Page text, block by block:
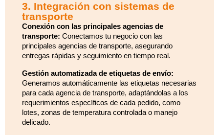
3. Integración con sistemas de
transporte
Conexión con las principales agencias de
transporte: Conectamos tu negocio con las
principales agencias de transporte, asegurando
entregas rápidas y seguimiento en tiempo real.
Gestión automatizada de etiquetas de envío:
Generamos automáticamente las etiquetas necesarias
para cada agencia de transporte, adaptándolas a los
requerimientos específicos de cada pedido, como
lotes, zonas de temperatura controlada o manejo
delicado.